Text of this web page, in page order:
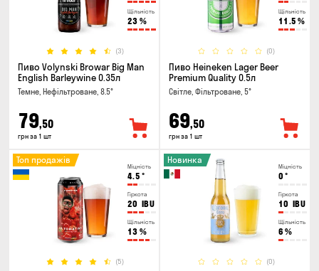
Щільність
23 %
(3)
Пиво Volynski Browar Big Man
English Barleywine 0.35л
Темне, Нефільтроване, 8.5°
79,50
грн за 1 шт
Щільність
11.5 %
(0)
Пиво Heineken Lager Beer
Premium Quality 0.5л
Світле, Фільтроване, 5°
69,50
грн за 1 шт
Міцність
4.5 °
Гіркота
20 IBU
Щільність
13 %
(5)
Топ продажів
Міцність
0 °
Гіркота
10 IBU
Щільність
6 %
(0)
Новинка